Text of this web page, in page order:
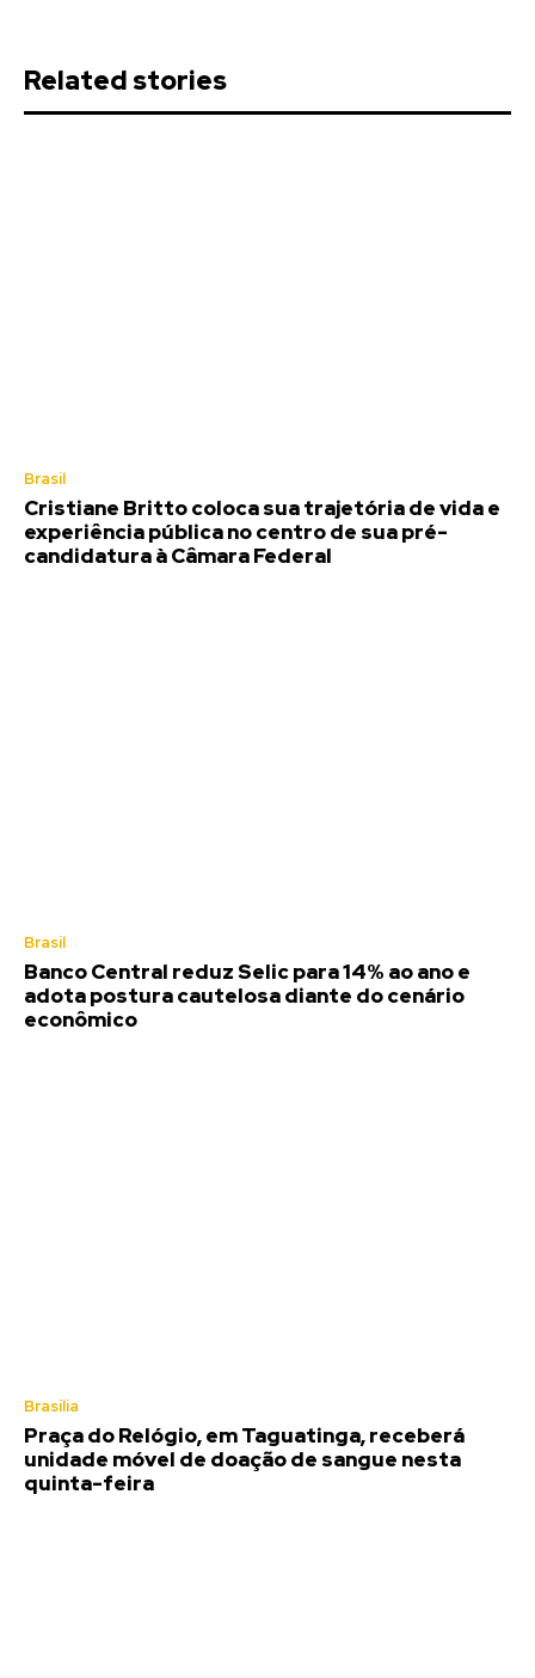
Related stories
Brasil
Cristiane Britto coloca sua trajetória de vida e
experiência pública no centro de sua pré-
candidatura à Câmara Federal
Brasil
Banco Central reduz Selic para 14% ao ano e
adota postura cautelosa diante do cenário
econômico
Brasília
Praça do Relógio, em Taguatinga, receberá
unidade móvel de doação de sangue nesta
quinta-feira